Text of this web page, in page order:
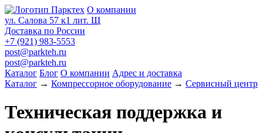
О компании
ул. Салова 57 к1 лит. Щ
Доставка по России
+7 (921) 983-5553
post@parkteh.ru
post@parkteh.ru
Каталог Блог О компании Адрес и доставка
Каталог → Компрессорное оборудование → Сервисный центр
Техническая поддержка и